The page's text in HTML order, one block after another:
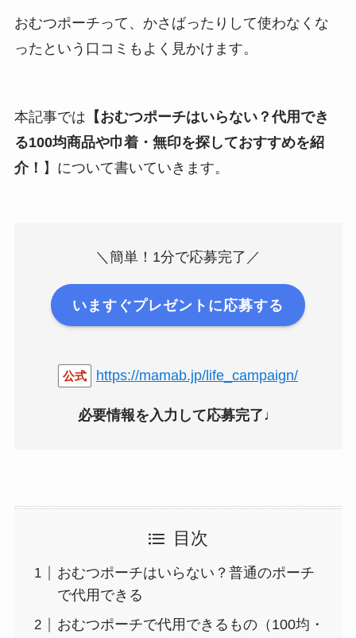
おむつポーチって、かさばったりして使わなくな
ったという口コミもよく見かけます。
本記事では 【おむつポーチはいらない？代用でき
る100均商品や巾着・無印を探しておすすめを紹
介！ 】について書いていきます。
＼簡単！1分で応募完了／
いますぐプレゼントに応募する
公式 https://mamab.jp/life_campaign/
必要情報を入力して応募完了♩
目次
おむつポーチはいらない？普通のポーチ
で代用できる
おむつポーチで代用できるもの（100均・